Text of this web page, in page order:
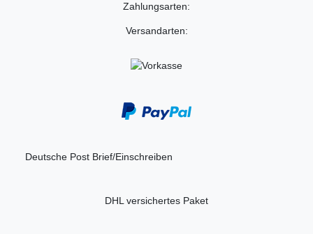
Zahlungsarten:
Versandarten:
Deutsche Post Brief/Einschreiben
DHL versichertes Paket